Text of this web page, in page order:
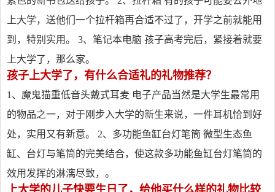
上大学，送他们一个拉杆箱再合适不过了，开学之前就能用
到，特别实用。 3、笔记本电脑 孩子高考完后，紧接着就要
上大学了，那么家。
孩子上大学了，有什么合适礼的礼物推荐？
1、魔鬼猫重低音头戴式耳麦 电子产品当然是大学生最常用
的物品之一，对于刚步入大学的新生来说，一件耳机恰到好
处，实用又有新意。 2、多功能鱼缸台灯笔筒 微型生态鱼
缸、台灯与笔筒的完美结合，使这款多功能鱼缸台灯笔筒的
效用发挥的淋漓尽致，。
上大学的儿子快要生日了，给他买什么样的礼物比较